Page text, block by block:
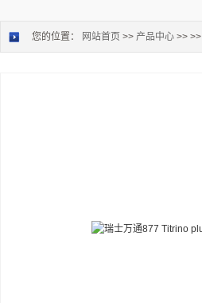
您的位置： 网站首页 >> 产品中心 >> >>